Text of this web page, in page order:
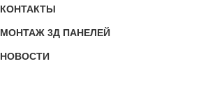
КОНТАКТЫ
МОНТАЖ 3Д ПАНЕЛЕЙ
НОВОСТИ